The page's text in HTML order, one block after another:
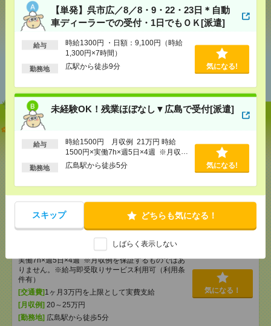
【単発】呉市広／8／8・9・22・23日＊自動
車ディーラーでの受付・1日でもＯＫ[派遣]
給与
時給1300円 ・日額：9,100円（時給
1,300円×7時間）
勤務地 広駅から徒歩9分 気になる!
未経験OK！残業ほぼなし▼広島で受付[派遣]
給与
時給1500円 月収例 21万円 時給
1500円×実働7h×週5日×4週 ※月収例
を保証するものではありません。※給
勤務地 広島駅から徒歩5分 気になる!
スキップ どちらも気になる！
しばらく表示しない
シェア ツイート ブックマーク
あなたの閲覧履歴からの
【単発】呉市広／8／8・9・22・23日＊自動車ディー
ラーでの受付・1日でもＯＫ[派遣]
時給1300円 ・日額：9,100円（時給1,300
円×7時間）
[交通費]・自転車通勤可 ・車通勤可(駐車場無料)
[勤務地]広駅から徒歩9分
気になる！
未経験OK！残業ほぼなし▼広島で受付[派遣]
時給1500円 月収例 21万円 時給1500円×
実働7h×週5日×4週 ※月収例を保証するものではあ
りません。※給与即受取りサービス利用可（利用条
件有）
[交通費] 1ヶ月3万円を上限として実費支給
[月収例] 20～25万円
[勤務地] 広島駅から徒歩5分
気になる！